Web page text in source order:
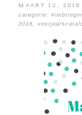
MAART 12, 2018
categorie:
2018,